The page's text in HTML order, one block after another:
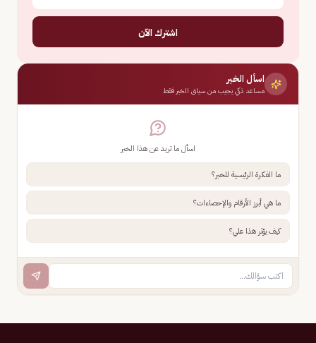
اشترك الآن
اسأل الخبر
مساعد ذكي يجيب من سياق الخبر فقط
اسأل ما تريد عن هذا الخبر
ما الفكرة الرئيسية للخبر؟
ما هي أبرز الأرقام والإحصاءات؟
كيف يؤثر هذا علي؟